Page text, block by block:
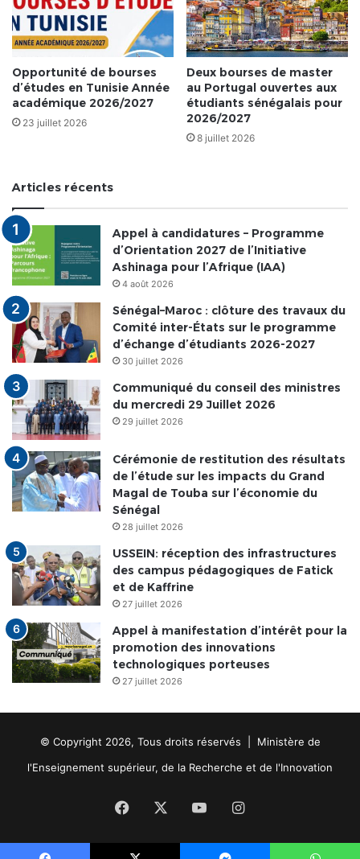
Opportunité de bourses
d’études en Tunisie Année
académique 2026/2027
23 juillet 2026
Deux bourses de master
au Portugal ouvertes aux
étudiants sénégalais pour
2026/2027
8 juillet 2026
Articles récents
Appel à candidatures – Programme
d’Orientation 2027 de l’Initiative
Ashinaga pour l’Afrique (IAA)
4 août 2026
Sénégal–Maroc : clôture des travaux du
Comité inter-États sur le programme
d’échange d’étudiants 2026-2027
30 juillet 2026
Communiqué du conseil des ministres
du mercredi 29 Juillet 2026
29 juillet 2026
Cérémonie de restitution des résultats
de l’étude sur les impacts du Grand
Magal de Touba sur l’économie du
Sénégal
28 juillet 2026
USSEIN: réception des infrastructures
des campus pédagogiques de Fatick
et de Kaffrine
27 juillet 2026
Appel à manifestation d’intérêt pour la
promotion des innovations
technologiques porteuses
27 juillet 2026
© Copyright 2026, Tous droits réservés | Ministère de
l'Enseignement supérieur, de la Recherche et de l'Innovation
Facebook YouTubeInstagram